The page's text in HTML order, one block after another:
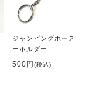
ジャンピングホースキ
ーホルダー
500円(税込)